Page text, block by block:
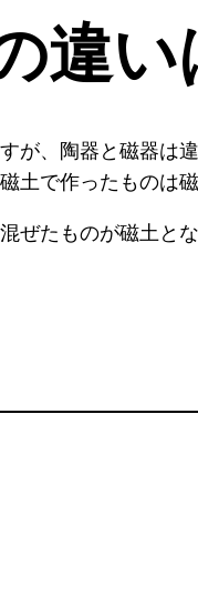
違い
が、陶器と磁器は
土で作ったものは
ぜたものが磁土と